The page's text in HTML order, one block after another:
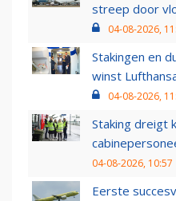
streep door
04-08-2026,
Stakingen en
winst
04-08-2026,
Staking dreigt
04-08-2026, 10:57
Eerste